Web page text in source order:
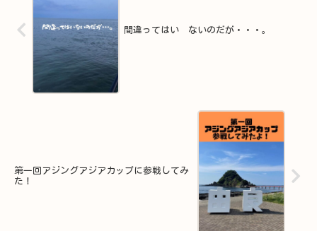
間違ってはい ないのだが・・・。
第一回アジングアジアカップに参戦してみ
た！